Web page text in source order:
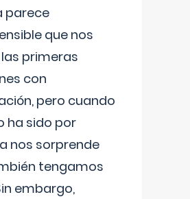
parece
que nos
primeras
con
pero cuando
ha sido por
nos sorprende
tengamos
embargo,